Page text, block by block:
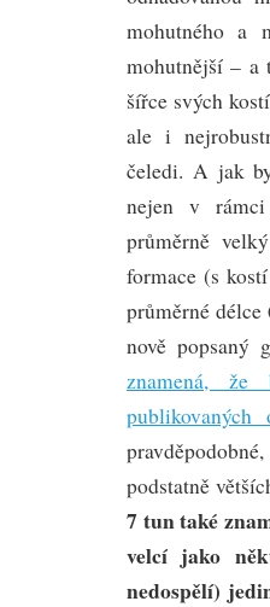
mohutného a
mohutnější –
šířce svých
ale i
čeledi. A jak
nejen v rámci
průměrně
formace (s
průměrné
nově popsaný
znamená,
podstatně
7 tun také
velcí jako
nedospělí)